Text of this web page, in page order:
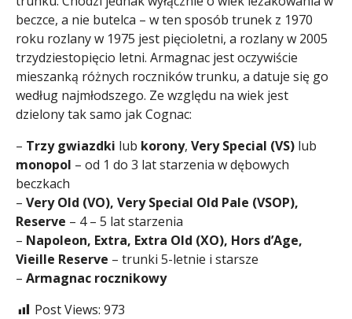
beczce, a nie butelca – w ten sposób trunek z 1970
roku rozlany w 1975 jest pięcioletni, a rozlany w 2005
trzydziestopięcio letni. Armagnac jest oczywiście
mieszanką różnych roczników trunku, a datuje się go
według najmłodszego. Ze względu na wiek jest
dzielony tak samo jak Cognac:
– Trzy gwiazdki lub korony, Very Special (VS) lub
monopol – od 1 do 3 lat starzenia w dębowych
beczkach
– Very Old (VO), Very Special Old Pale (VSOP),
Reserve – 4 – 5 lat starzenia
– Napoleon, Extra, Extra Old (XO), Hors d’Age,
Vieille Reserve – trunki 5-letnie i starsze
– Armagnac rocznikowy
Post Views: 973